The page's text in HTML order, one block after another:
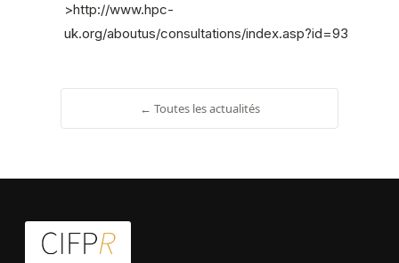
>http://www.hpc-
uk.org/aboutus/consultations/index.asp?id=93
← Toutes les actualités